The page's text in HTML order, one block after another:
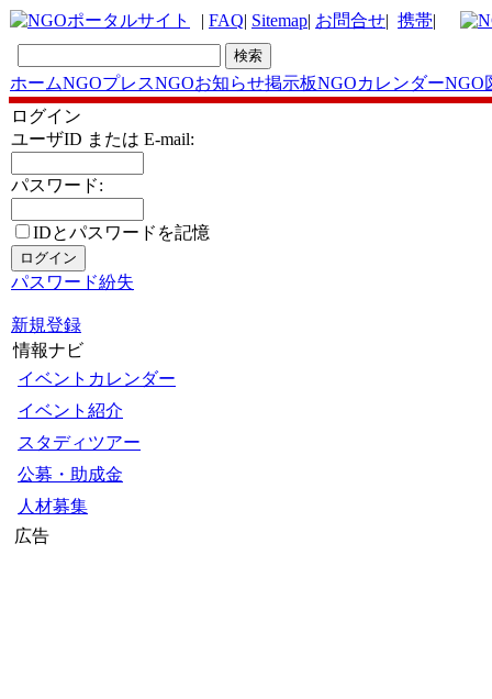
| FAQ| Sitemap| お問合せ| 携帯|
ホームNGOプレスNGOお知らせ掲示板NGOカレンダーNGO
ログイン
ユーザID または E-mail:
パスワード:
IDとパスワードを記憶
パスワード紛失
新規登録
情報ナビ
イベントカレンダー
イベント紹介
スタディツアー
公募・助成金
人材募集
広告